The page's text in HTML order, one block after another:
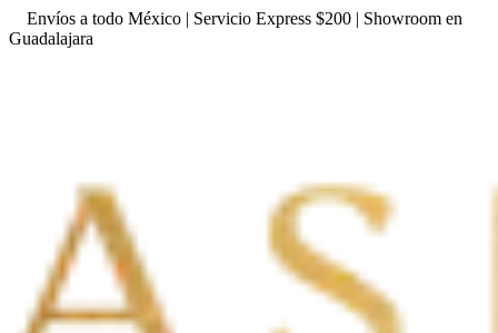
Envíos a todo México | Servicio Express $200 | Showroom en
Guadalajara